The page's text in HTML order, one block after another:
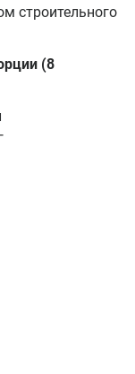
строительного
(8